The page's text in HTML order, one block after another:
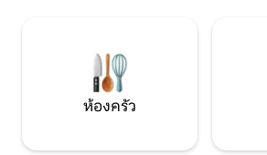
สุขที่ดีที่สุดและสร้างความทรงจำที่จะคงอยู่
ห้องครัว